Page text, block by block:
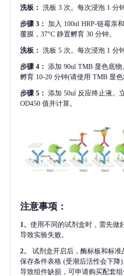
洗板： 洗板 3 次。每次浸泡 1 分钟
步骤 3： 加入 100ul HRP-链霉亲
覆膜，37°C 静置孵育 30 分钟。
洗板： 洗板 5 次。每次浸泡 1 分钟
步骤 4： 添加 90ul TMB 显色底物
孵育 10-20 分钟(请使用 TMB 显色
步骤 5： 添加 50ul 反应终止液。
OD450 值并计算。
注意事项 ：
1、 使用不同的试剂盒时，需先做
导致实验失败。
2、
试剂盒开启后，酶标板和标
保存条件表格 (受潮后活性会下降
导致组件缺损，可申请购买配套